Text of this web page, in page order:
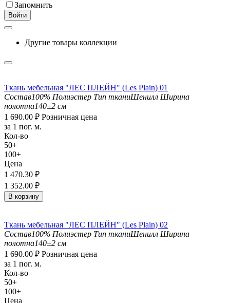
Запомнить
Войти
Другие товары коллекции
Ткань мебельная "ЛЕС ПЛЕЙН" (Les Plain) 01
Состав100% Полиэстер Тип тканиШенилл Ширина
полотна140±2 см
1 690.00 ₽ Розничная цена
за 1 пог. м.
Кол-во
50+
100+
Цена
1 470.30 ₽
1 352.00 ₽
В корзину
Ткань мебельная "ЛЕС ПЛЕЙН" (Les Plain) 02
Состав100% Полиэстер Тип тканиШенилл Ширина
полотна140±2 см
1 690.00 ₽ Розничная цена
за 1 пог. м.
Кол-во
50+
100+
Цена